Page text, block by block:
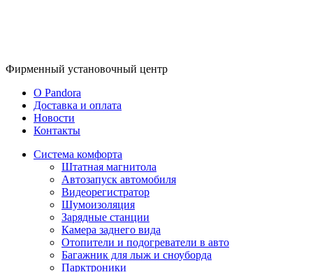
Фирменный установочный центр
O Pandora
Доставка и оплата
Новости
Контакты
Система комфорта
Штатная магнитола
Автозапуск автомобиля
Видеорегистратор
Шумоизоляция
Зарядные станции
Камера заднего вида
Отопители и подогреватели в авто
Багажник для лыж и сноуборда
Парктроники